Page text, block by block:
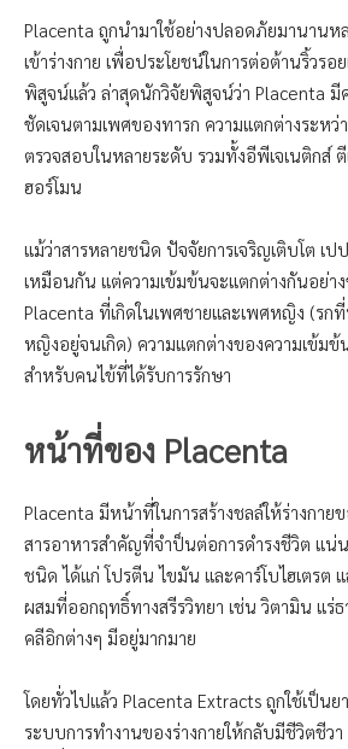
Placenta ถูกนำมาใช้อย่างปลอดภัยมานานห
เข้าร่างกาย เพื่อประโยชน์ในการต่อต้านริ้วร
พิสูจน์แล้ว ล่าสุดนักวิจัยพิสูจน์ว่า Placenta มี
ชัดเจนตามเพศของทารก ความแตกต่างระหว่
ตรวจสอบในหลายระดับ รวมทั้งอีพีเจเนติกส์
ฮอร์โมน
แม้ว่าสารหลายชนิด ปัจจัยการเจริญเติบโต เป
เหมือนกัน แต่ความเข้มข้นจะแตกต่างกันอย่าง
Placenta ที่เกิดในเพศชายและเพศหญิง (รก
หญิงอยู่จนเกิด) ความแตกต่างของความเข้มข้
สำหรับคนไข้ที่ได้รับการรักษา
หน้าที่ของ Placenta
Placenta มีหน้าที่ในการสร้างชลล์ให้ร่างกาย
สารอาหารสำคัญที่จำป็นต่อการดำรงชีวิต แน่
ชนิด ได้แก่ โปรตีน ไขมัน และคาร์โบไฮเตรต
ผสมที่ออกฤทธิ์ทางสรีรวิทยา เช่น วิตามิน แร่
คลีอิกต่างๆ มีอยู่มากมาย
โดยทั่วไปแล้ว Placenta Extracts ถูกใช้เป็น
ระบบการทำงานของร่างกายให้กลับมีชีวิตชีว